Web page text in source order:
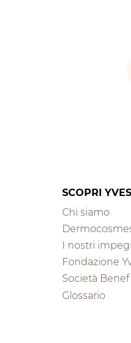
SCOPRI
Chi siamo
I nostri
Fondazione
Società
Glossario